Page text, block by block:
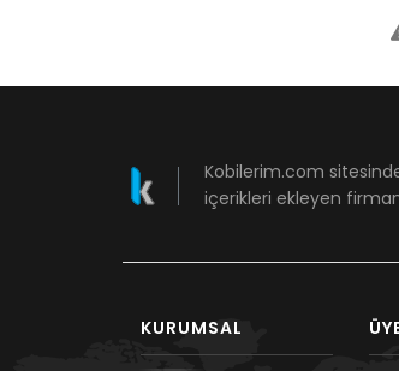
Kobilerim.com
içerikleri ekleyen
KURUMSAL